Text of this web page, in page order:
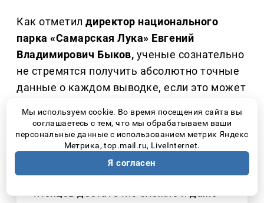
Как отметилдиректор национального
парка «Самарская Лука» Евгений
Владимирович Быков, ученые сознательно
не стремятся получить абсолютно точные
данные о каждом выводке, если это может
– Отслеживать очно количество
Мы используем cookie. Во время посещения сайта вы
соглашаетесь с тем, что мы обрабатываем ваши
персональные данные с использованием метрик Яндекс
Метрика, top.mail.ru, LiveInternet.
Я согласен